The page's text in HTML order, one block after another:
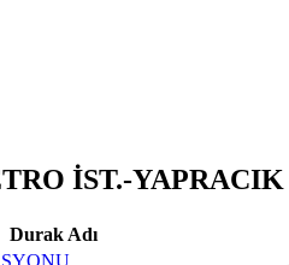
İST.-
Durak Adı